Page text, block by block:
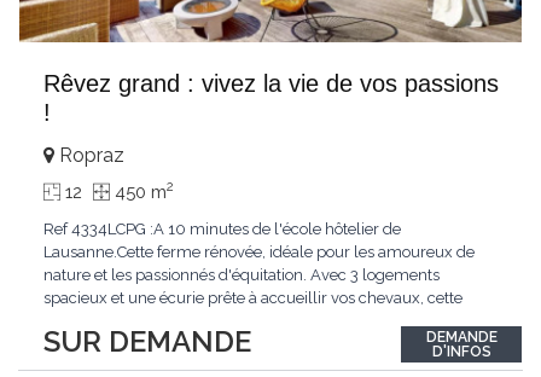
Rêvez grand : vivez la vie de vos passions
!
SUR DEMANDE
Ropraz
12 450 m2
Ref 4334LCPG :A 10 minutes de l'école hôtelier de
Lausanne.Cette ferme rénovée, idéale pour les amoureux de
nature et les passionnés d'équitation. Avec 3 logements
spacieux et une écurie prête à accueillir vos chevaux, cette
authentique et confort moderne. - 3 logements confortables :
duplex 2,5 pièces, duplex 4,5 pièces avec...
DEMANDE
D'INFOS